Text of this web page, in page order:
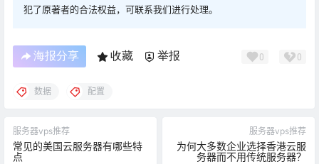
犯了原著者的合法权益，可联系我们进行处理。
海报分享 收藏 举报 0 0
数据 配置
服务器vps推荐
常见的美国云服务器有哪些特
点
服务器vps推荐
为何大多数企业选择香港云服
务器而不用传统服务器？